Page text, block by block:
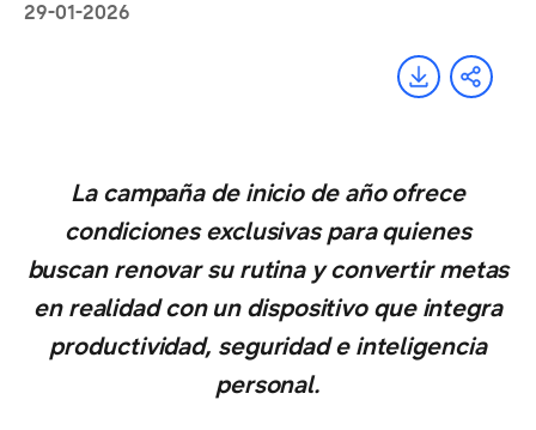
29-01-2026
La campaña de inicio de año ofrece
condiciones exclusivas para quienes
buscan renovar su rutina y convertir metas
en realidad con un dispositivo que integra
productividad, seguridad e inteligencia
personal.